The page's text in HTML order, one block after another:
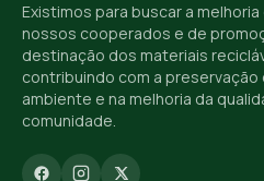
Existimos para buscar a
nossos cooperados e de
destinação dos materiais
contribuindo com a preservação
ambiente e na melhoria da
comunidade.